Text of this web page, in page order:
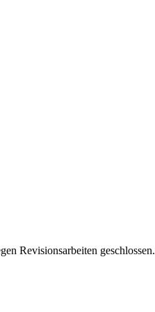
Revisionsarbeiten geschlossen.